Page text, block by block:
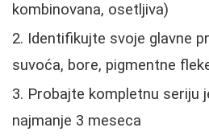
kombinovana, osetljiva)
Identifikujte svoje glavne
suvoća, bore, pigmentne
Probajte kompletnu seriju
najmanje 3 meseca